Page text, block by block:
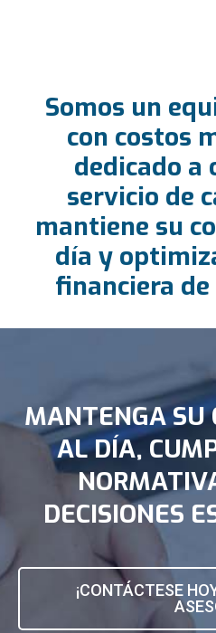
Somos un
con costos
dedicado a
servicio de
mantiene su
día y
financiera
MANTENGA SU
AL DÍA,
DECISIONES
¡CONTÁCTESE